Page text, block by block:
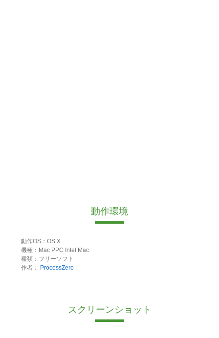
動作環境
動作OS：OS X
機種：Mac PPC Intel Mac
種類：フリーソフト
作者：
ProcessZero
スクリーンショット